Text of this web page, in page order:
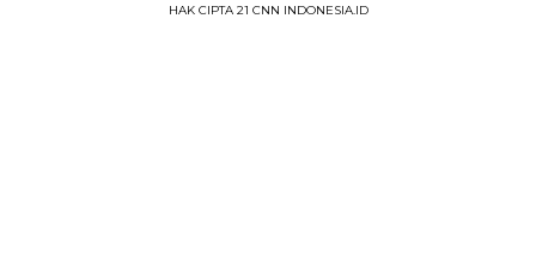
HAK CIPTA 21 CNN INDONESIA.ID